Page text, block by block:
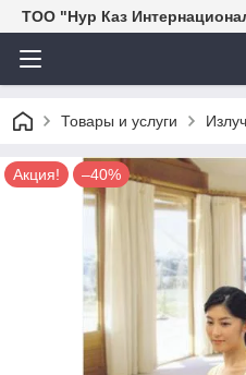
ТОО "Нур Каз
Товары и услуги
Акция! –40%